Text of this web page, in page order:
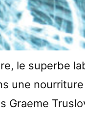
le superbe
une
Graeme